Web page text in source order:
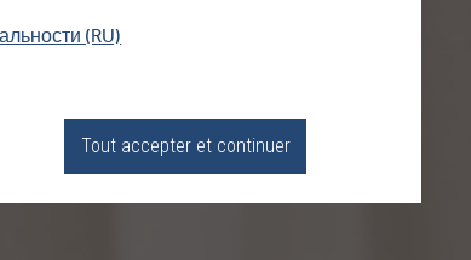
(RU)
Tout accepter et continuer